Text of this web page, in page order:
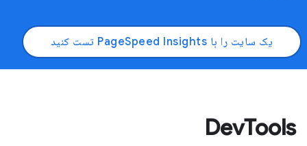
یک سایت را با PageSpeed ​​Insights تست کنید
DevTools